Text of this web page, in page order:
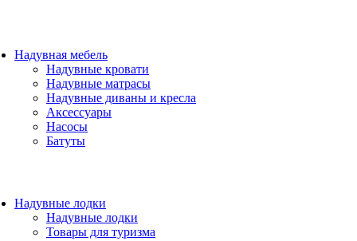
Надувная мебель
Надувные кровати
Надувные матрасы
Надувные диваны и кресла
Аксессуары
Насосы
Батуты
Надувные лодки
Надувные лодки
Товары для туризма